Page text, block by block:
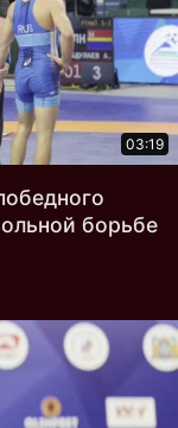
03:19
борьбе